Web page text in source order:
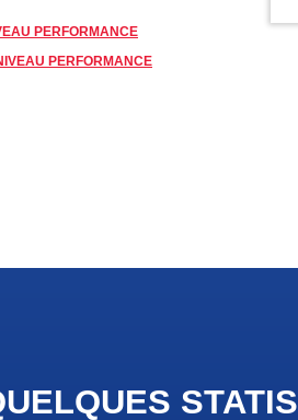
PERFORMANCE
PERFORMANCE